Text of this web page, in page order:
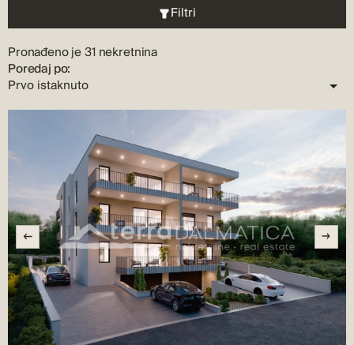
Filtri
Pronađeno je 31 nekretnina
Poredaj po: